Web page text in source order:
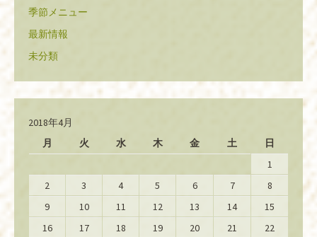
季節メニュー
最新情報
未分類
2018年4月
月
火 水 木 金 土 日
1
2
3 4 5 6 7
8
9
10 11 12 13 14
15
16
17 18 19 20 21
22